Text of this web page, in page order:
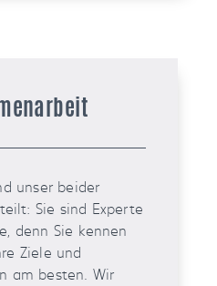
unser beider
Sie sind Experte
denn Sie kennen
Ziele und
am besten. Wir